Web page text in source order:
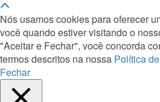
Nós usamos cookies para oferecer
você quando estiver visitando o
"Aceitar e Fechar", você concorda
termos descritos na nossa Política
Fechar